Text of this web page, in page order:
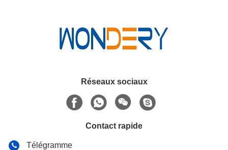
Réseaux sociaux
Contact rapide
Télégramme